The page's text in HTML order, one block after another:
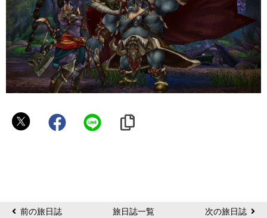
い
前の旅日誌 旅日誌一覧 次の旅日誌